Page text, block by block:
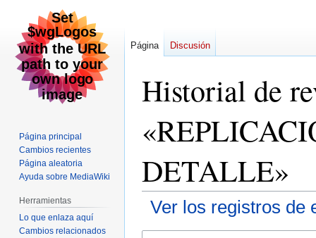
Historial de
DETALLE»
Ver los registros de
Página Discusión
Página principal
Cambios recientes
Página aleatoria
Ayuda sobre MediaWiki
Herramientas
Lo que enlaza aquí
Cambios relacionados